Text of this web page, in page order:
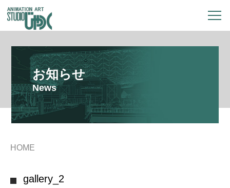
お知らせ
News
HOME
gallery_2